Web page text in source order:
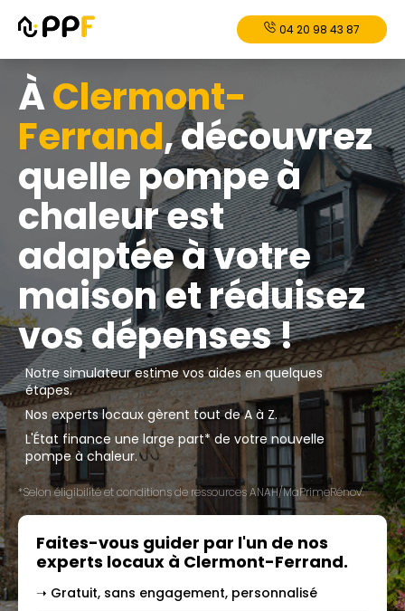
04 20 98 43 87
ÀClermont-
Ferrand, découvrez
quelle pompe à
chaleur est
adaptée à votre
maison et réduisez
vos dépenses !
Notre simulateur estime vos aides en quelques
étapes.
Nos experts locaux gèrent tout de A à Z.
L'État finance une large part* de votre nouvelle
pompe à chaleur.
*Selon éligibilité et conditions de ressources ANAH/MaPrimeRénov'.
Faites-vous guider par l'un de nos
experts locaux à Clermont-Ferrand.
➝ Gratuit, sans engagement, personnalisé